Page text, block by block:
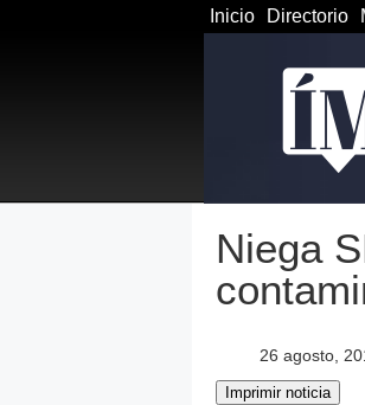
Inicio Directorio
Niega
26 agosto,